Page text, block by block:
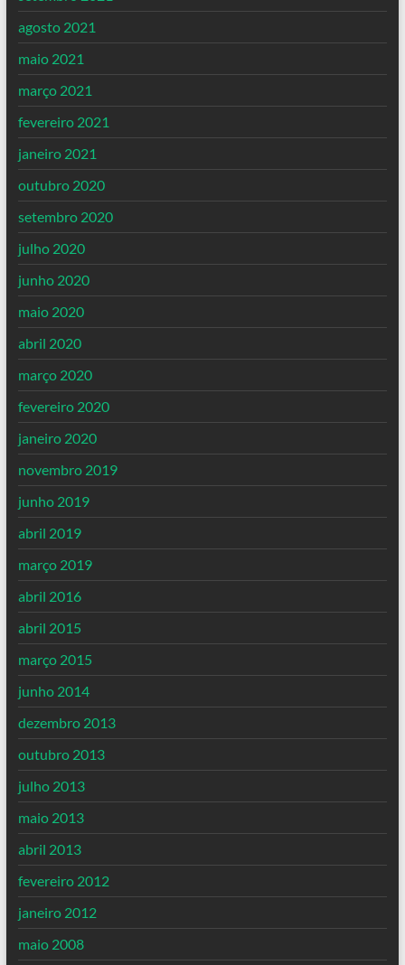
agosto 2021
maio 2021
março 2021
fevereiro 2021
janeiro 2021
outubro 2020
setembro 2020
julho 2020
junho 2020
maio 2020
abril 2020
março 2020
fevereiro 2020
janeiro 2020
novembro 2019
junho 2019
abril 2019
março 2019
abril 2016
abril 2015
março 2015
junho 2014
dezembro 2013
outubro 2013
julho 2013
maio 2013
abril 2013
fevereiro 2012
janeiro 2012
maio 2008